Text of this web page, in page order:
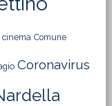
cinema Comune
Coronavirus